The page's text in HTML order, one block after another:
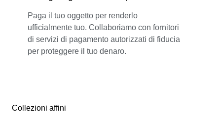
Paga il tuo oggetto per renderlo
ufficialmente tuo. Collaboriamo con fornitori
di servizi di pagamento autorizzati di fiducia
per proteggere il tuo denaro.
Collezioni affini